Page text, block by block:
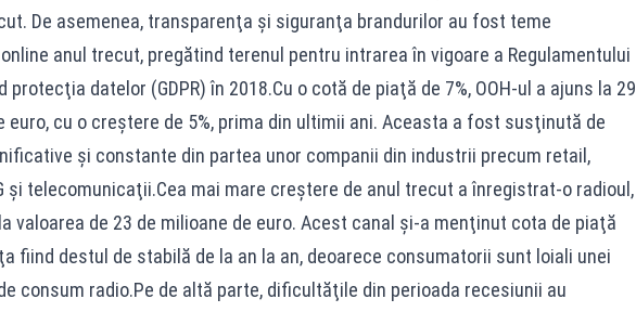
De asemenea, transparenţa şi siguranţa brandurilor au fost teme
anul trecut, pregătind terenul pentru intrarea în vigoare a Regulamentului
protecţia datelor (GDPR) în 2018.Cu o cotă de piaţă de 7%, OOH-ul a ajuns la 29
euro, cu o creştere de 5%, prima din ultimii ani. Aceasta a fost susţinută de
şi constante din partea unor companii din industrii precum retail,
şi telecomunicaţii.Cea mai mare creştere de anul trecut a înregistrat-o radioul,
valoarea de 23 de milioane de euro. Acest canal şi-a menţinut cota de piaţă
fiind destul de stabilă de la an la an, deoarece consumatorii sunt loiali unei
consum radio.Pe de altă parte, dificultăţile din perioada recesiunii au